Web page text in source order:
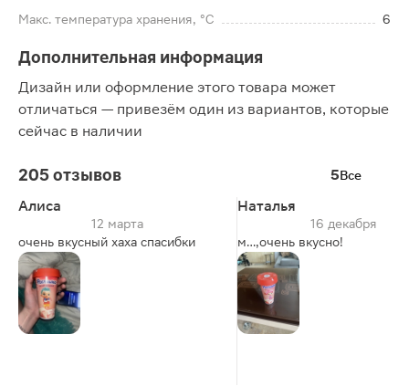
Макс. температура хранения, °C
6
Дополнительная информация
Дизайн или оформление этого товара может
отличаться — привезём один из вариантов, которые
сейчас в наличии
205 отзывов 5Все
Алиса
12 марта
очень вкусный хаха спасибки
Наталья
16 декабря
м…,очень вкусно!